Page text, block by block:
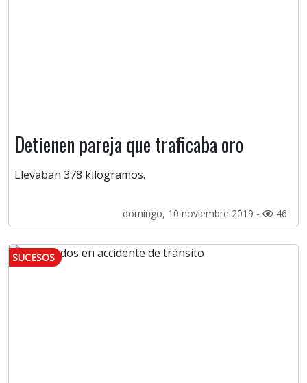
Detienen pareja que traficaba oro
Llevaban 378 kilogramos.
domingo, 10 noviembre 2019 - 46
SUCESOS